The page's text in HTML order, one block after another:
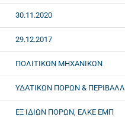
30.11.2020
29.12.2017
ΠΟΛΙΤΙΚΩΝ ΜΗΧΑΝΙΚΩΝ
ΥΔΑΤΙΚΩΝ ΠΟΡΩΝ &
ΕΞ ΙΔΙΩΝ ΠΟΡΩΝ, ΕΛΚΕ ΕΜΠ